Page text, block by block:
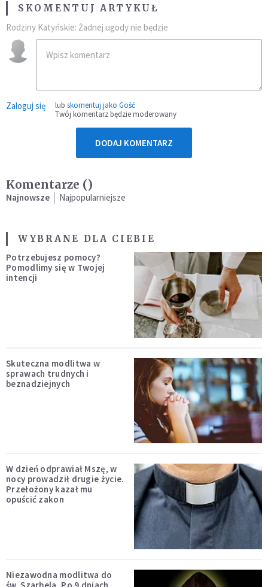
SKOMENTUJ ARTYKUŁ
Rodziny Katyńskie: Żadnej ugody nie będzie
Zaloguj się lub skomentuj jako Gość
Twój komentarz będzie moderowany
DODAJ KOMENTARZ
Komentarze ()
Najnowsze Najpopularniejsze
WYBRANE DLA CIEBIE
Potrzebujesz pomocy?
Pomodlimy się w Twojej
intencji
Skuteczna modlitwa w
sprawach trudnych i
beznadziejnych
W dzień odprawiał Mszę, w
nocy prowadził drugie życie.
Przełożony kazał mu
opuścić zakon
Niezawodna modlitwa do